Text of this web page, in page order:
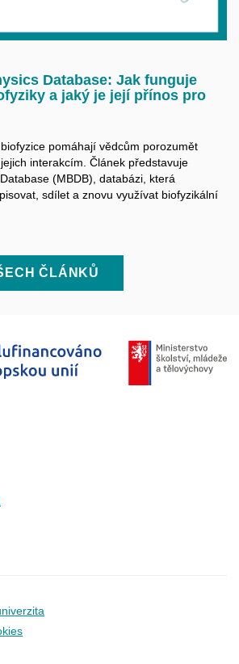
Database: Jak funguje
a jaký je její přínos pro
pomáhají vědcům porozumět
interakcím. Článek představuje
(MBDB), databázi, která
sdílet a znovu využívat biofyzikální
ČLÁNKŮ